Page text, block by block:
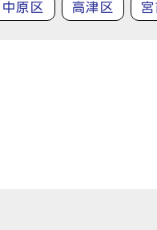
中原区 高津区